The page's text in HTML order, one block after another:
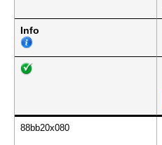
Info
88bb20x080